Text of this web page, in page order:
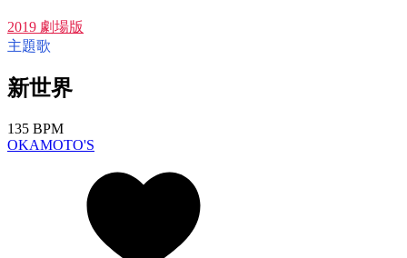
2019 劇場版
主題歌
新世界
135 BPM
OKAMOTO'S